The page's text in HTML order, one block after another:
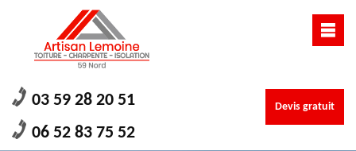
03 59 28 20 51
06 52 83 75 52
Devis gratuit